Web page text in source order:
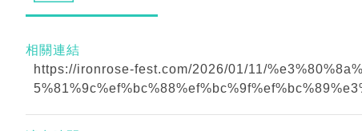
相關連結
https://ironrose-fest.com/2026/01/11/